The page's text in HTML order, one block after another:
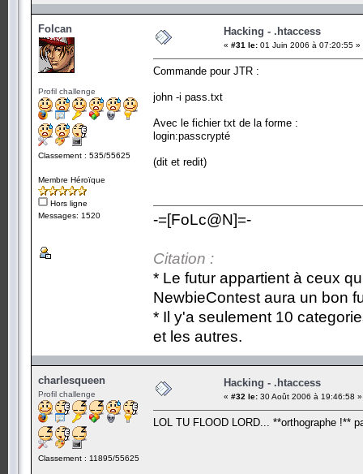
Folcan
Profil challenge
Classement : 535/55625
Membre Héroïque
Hors ligne
Messages: 1520
Hacking - .htaccess
« #31 le: 01 Juin 2006 à 07:20:55 »
Commande pour JTR :
john -i pass.txt
Avec le fichier txt de la forme :
login:passcrypté
(dit et redit)
-=[FoLc@N]=-
Citation :
* Le futur appartient à ceux
NewbieContest aura un bon
* Il y'a seulement 10
et les autres.
charlesqueen
Profil challenge
Classement : 11895/55625
Hacking - .htaccess
« #32 le: 30 Août 2006 à 19:46:58 »
LOL TU FLOOD LORD... **orthographe